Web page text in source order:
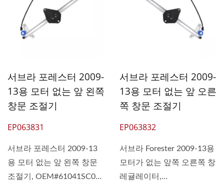
서브라 포레스터 2009-
13용 모터 없는 앞 왼쪽
창문 조절기
EP063831
서브라 포레스터 2009-13
용 모터 없는 앞 왼쪽 창문
조절기, OEM#61041SC030
서브라 포레스터 2009-
13용 모터 없는 앞 오른
쪽 창문 조절기
EP063832
서브라 Forester 2009-13용
모터가 없는 앞쪽 오른쪽 창
레귤레이터,